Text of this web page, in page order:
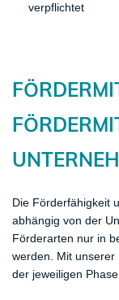
verpflichtet
Die Förderfähigkeit
abhängig von der
Förderarten nur in
werden. Mit unserer
der jeweiligen Phase.